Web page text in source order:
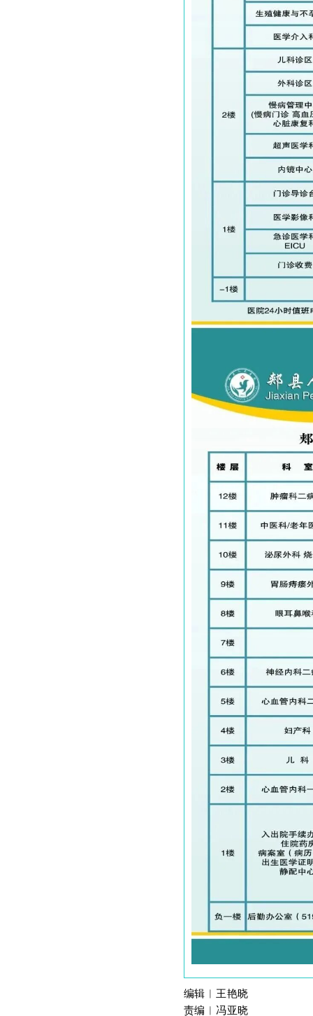
编辑︱王艳晓
责编︱冯亚晓